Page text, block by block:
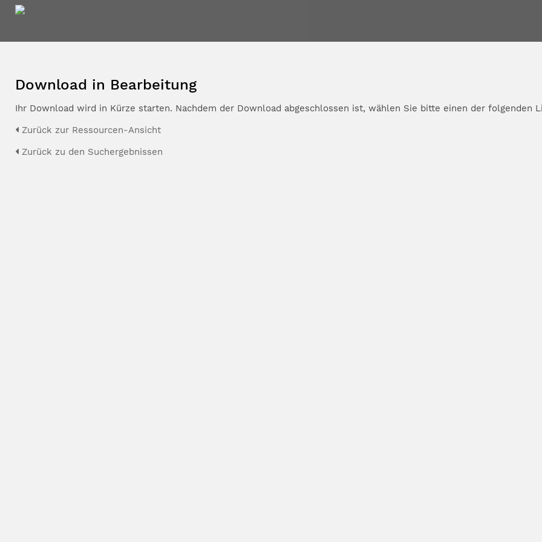
Download in Bearbeitung
Ihr Download wird in Kürze starten. Nachdem der Download abgeschlossen ist, wählen Sie bitte einen der folgenden
Zurück zur Ressourcen-Ansicht
Zurück zu den Suchergebnissen